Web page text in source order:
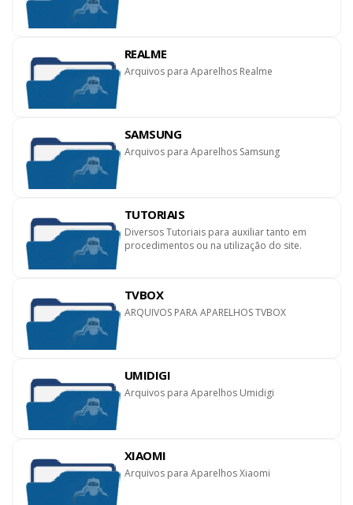
REALME
Arquivos para Aparelhos Realme
SAMSUNG
Arquivos para Aparelhos Samsung
TUTORIAIS
Diversos Tutoriais para auxiliar tanto em
procedimentos ou na utilização do site.
TVBOX
ARQUIVOS PARA APARELHOS TVBOX
UMIDIGI
Arquivos para Aparelhos Umidigi
XIAOMI
Arquivos para Aparelhos Xiaomi